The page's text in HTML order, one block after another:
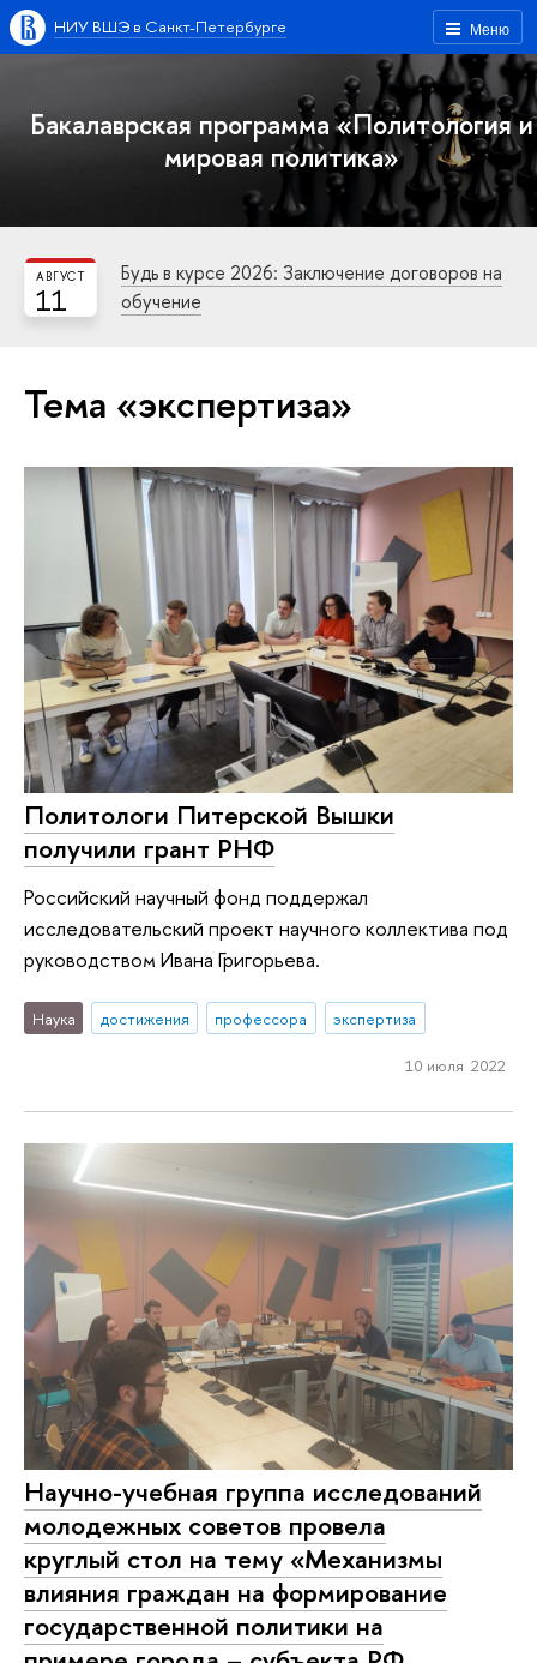
Меню
НИУ ВШЭ в Санкт-Петербурге
Бакалаврская программа «Политология и
мировая политика»
11
АВГУСТ
Будь в курсе 2026: Заключение договоров на
обучение
Тема «экспертиза»
Политологи Питерской Вышки
получили грант РНФ
Российский научный фонд поддержал
исследовательский проект научного коллектива под
руководством Ивана Григорьева.
Наука достижения профессора экспертиза
10 июля 2022
Научно-учебная группа исследований
молодежных советов провела
круглый стол на тему «Механизмы
влияния граждан на формирование
государственной политики на